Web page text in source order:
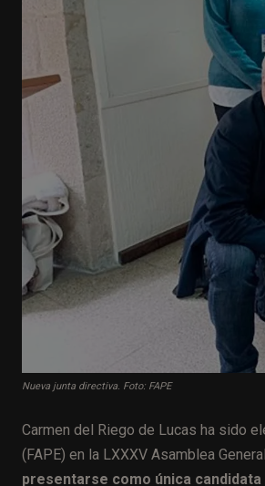
Nueva junta directiva. Foto: FAPE
Carmen del Riego de Lucas ha sido
(FAPE) en la LXXXV Asamblea
presentarse como única